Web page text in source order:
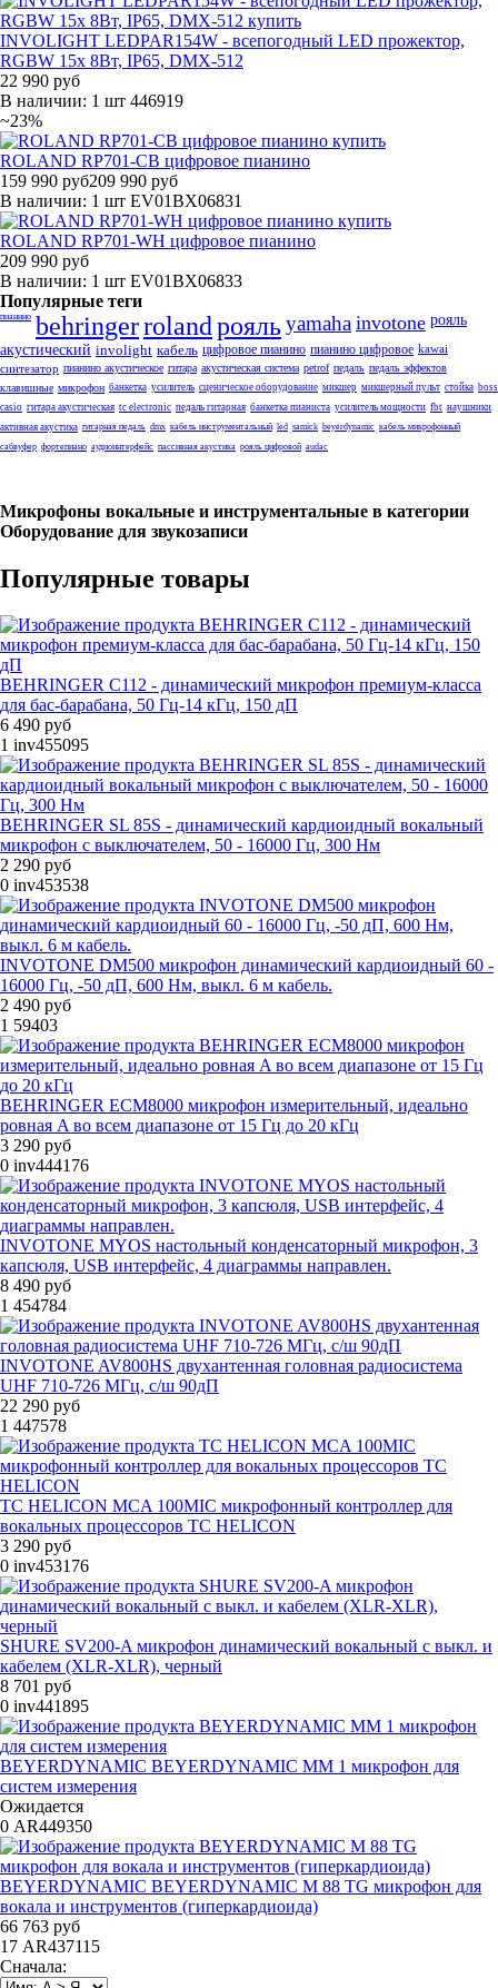
INVOLIGHT LEDPAR154W - всепогодный LED прожектор,
RGBW 15x 8Вт, IP65, DMX-512
22 990 руб
В наличии: 1 шт 446919
~23%
ROLAND RP701-CB цифровое пианино
159 990 руб209 990 руб
В наличии: 1 шт EV01BX06831
ROLAND RP701-WH цифровое пианино
209 990 руб
В наличии: 1 шт EV01BX06833
Популярные теги
пианино behringerrolandрояльyamaha invotone рояль
акустический involight кабель цифровое пианино пианино цифровое kawai
синтезатор пианино акустическое гитара акустическая система petrof педаль педаль эффектов
клавишные микрофон банкетка усилитель сценическое оборудование микшер микшерный пульт стойка boss
casio гитара акустическая tc electronic педаль гитарная банкетка пианиста усилитель мощности fbt наушники
активная акустика гитарная педаль dmx кабель инструментальный led samick beyerdynamic кабель микрофонный
сабвуфер фортепиано аудиоинтерфейс пассивная акустика рояль цифровой audac
Микрофоны вокальные и инструментальные в категории
Оборудование для звукозаписи
Популярные товары
BEHRINGER C112 - динамический микрофон премиум-класса
для бас-барабана, 50 Гц-14 кГц, 150 дП
6 490 руб
1 inv455095
BEHRINGER SL 85S - динамический кардиоидный вокальный
микрофон с выключателем, 50 - 16000 Гц, 300 Нм
2 290 руб
0 inv453538
INVOTONE DM500 микрофон динамический кардиоидный 60 -
16000 Гц, -50 дП, 600 Нм, выкл. 6 м кабель.
2 490 руб
1 59403
BEHRINGER ECM8000 микрофон измерительный, идеально
ровная A во всем диапазоне от 15 Гц до 20 кГц
3 290 руб
0 inv444176
INVOTONE MYOS настольный конденсаторный микрофон, 3
капсюля, USB интерфейс, 4 диаграммы направлен.
8 490 руб
1 454784
INVOTONE AV800HS двухантенная головная радиосистема
UHF 710-726 МГц, с/ш 90дП
22 290 руб
1 447578
TC HELICON MCA 100MIC микрофонный контроллер для
вокальных процессоров TC HELICON
3 290 руб
0 inv453176
SHURE SV200-A микрофон динамический вокальный с выкл. и
кабелем (XLR-XLR), черный
8 701 руб
0 inv441895
BEYERDYNAMIC BEYERDYNAMIC MM 1 микрофон для
систем измерения
Ожидается
0 AR449350
BEYERDYNAMIC BEYERDYNAMIC M 88 TG микрофон для
вокала и инструментов (гиперкардиоида)
66 763 руб
17 AR437115
Сначала: